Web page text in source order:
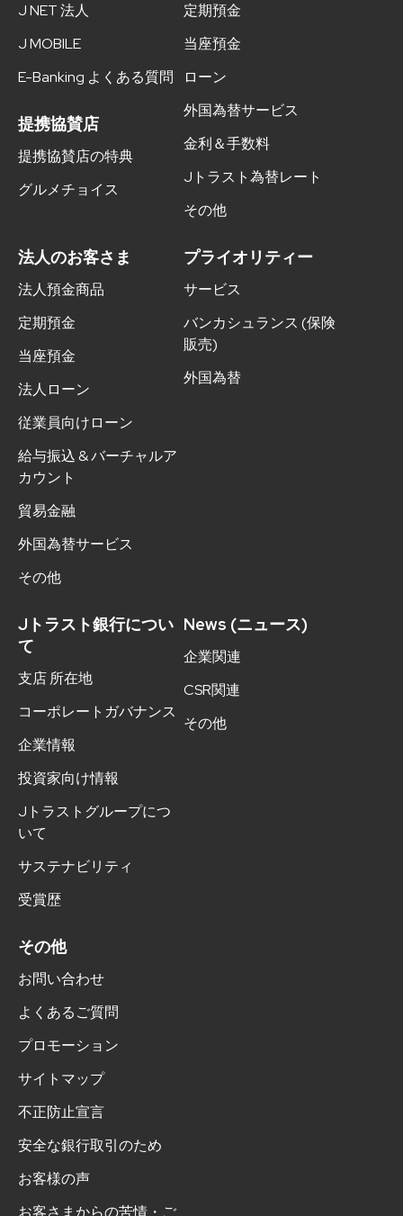
J NET 法人
J MOBILE
E-Banking よくある質問
提携協賛店
提携協賛店の特典
グルメチョイス
定期預金
当座預金
ローン
外国為替サービス
金利＆手数料
Jトラスト為替レート
その他
法人のお客さま
法人預金商品
定期預金
当座預金
法人ローン
従業員向けローン
給与振込 & バーチャルア
カウント
貿易金融
外国為替サービス
その他
プライオリティー
サービス
バンカシュランス (保険
販売)
外国為替
Jトラスト銀行につい
て
支店 所在地
コーポレートガバナンス
企業情報
投資家向け情報
Jトラストグループにつ
いて
サステナビリティ
受賞歴
News (ニュース)
企業関連
CSR関連
その他
その他
お問い合わせ
よくあるご質問
プロモーション
サイトマップ
不正防止宣言
安全な銀行取引のため
お客様の声
お客さまからの苦情・ご